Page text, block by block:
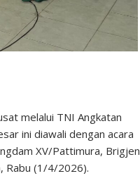
melalui TNI Angkatan
ini diawali dengan acara
XV/Pattimura, Brigjen
Rabu (1/4/2026).